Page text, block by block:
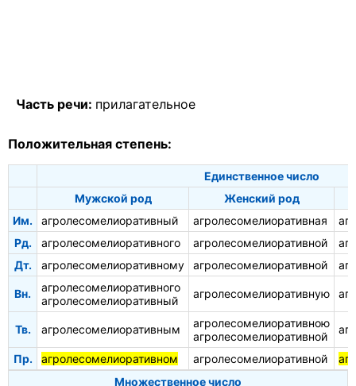
Часть речи: прилагательное
Положительная степень:
Единственное число
Мужской род
Женский род
Им.
агролесомелиоративный агролесомелиоративная
Рд.
агролесомелиоративного агролесомелиоративной
Дт.
агролесомелиоративному агролесомелиоративной
Вн.
агролесомелиоративного
агролесомелиоративный
агролесомелиоративную
Тв. агролесомелиоративным
агролесомелиоративною
агролесомелиоративной
Пр. агролесомелиоративном агролесомелиоративной
Множественное число